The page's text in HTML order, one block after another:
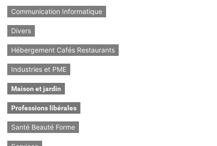
Communication Informatique
Divers
Hébergement Cafés Restaurants
Industries et PME
Maison et jardin
Professions libérales
Santé Beauté Forme